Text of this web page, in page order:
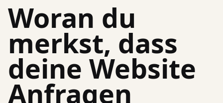
Woran du
merkst, dass
deine Website
Anfragen